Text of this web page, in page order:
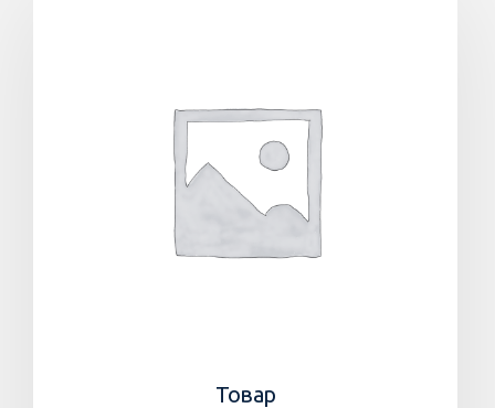
Товар